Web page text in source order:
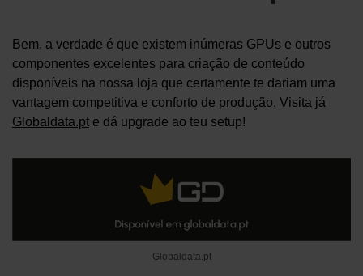
Bem, a verdade é que existem inúmeras GPUs e outros
componentes excelentes para criação de conteúdo
disponíveis na nossa loja que certamente te dariam uma
vantagem competitiva e conforto de produção. Visita já
Globaldata.pt e dá upgrade ao teu setup!
Globaldata.pt